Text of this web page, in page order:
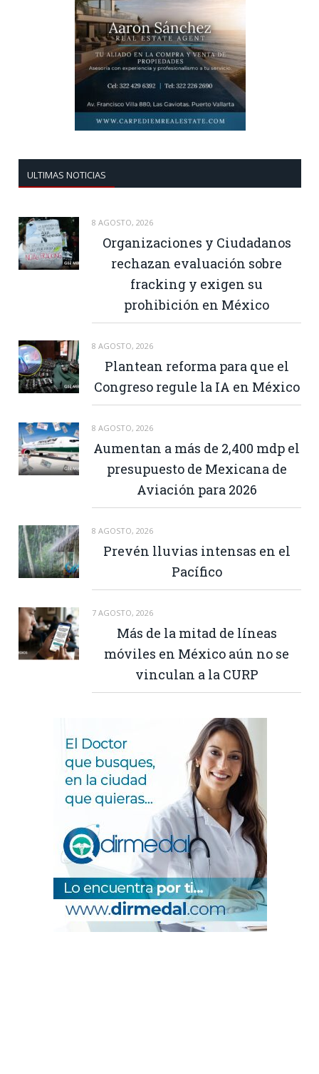
ULTIMAS NOTICIAS
8 AGOSTO, 2026
Organizaciones y Ciudadanos
rechazan evaluación sobre
fracking y exigen su
prohibición en México
8 AGOSTO, 2026
Plantean reforma para que el
Congreso regule la IA en México
8 AGOSTO, 2026
Aumentan a más de 2,400 mdp el
presupuesto de Mexicana de
Aviación para 2026
8 AGOSTO, 2026
Prevén lluvias intensas en el
Pacífico
7 AGOSTO, 2026
Más de la mitad de líneas
móviles en México aún no se
vinculan a la CURP